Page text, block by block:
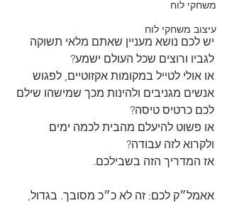
משחקי לוח
עיצוב משחקי לוח
יש לכם נושא מעניין שאתם מלאי תשוקה
לגביו ורוצים שכל העולם ישמע?
או אולי לטייל במקומות אקזוטיים, לפגוש
אנשים מגניבים ולהינות מכך שמישהו שילם
לכם כרטיס טיסה?
או פשוט להיעלם מהבית לכמה ימים
ולקרוא לזה עבודה?
אז המדריך הזה בשבילכם.
אאמל״ק לכם: זה לא כ״כ מסובך. בגדול,